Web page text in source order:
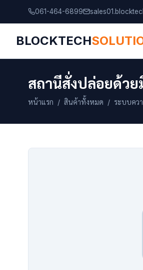
061-464-6899
BLOCKTECH
สถานีสั่งปล่อยด้ว
หน้าแรก / สินค้าทั้งหมด / ระบบคว